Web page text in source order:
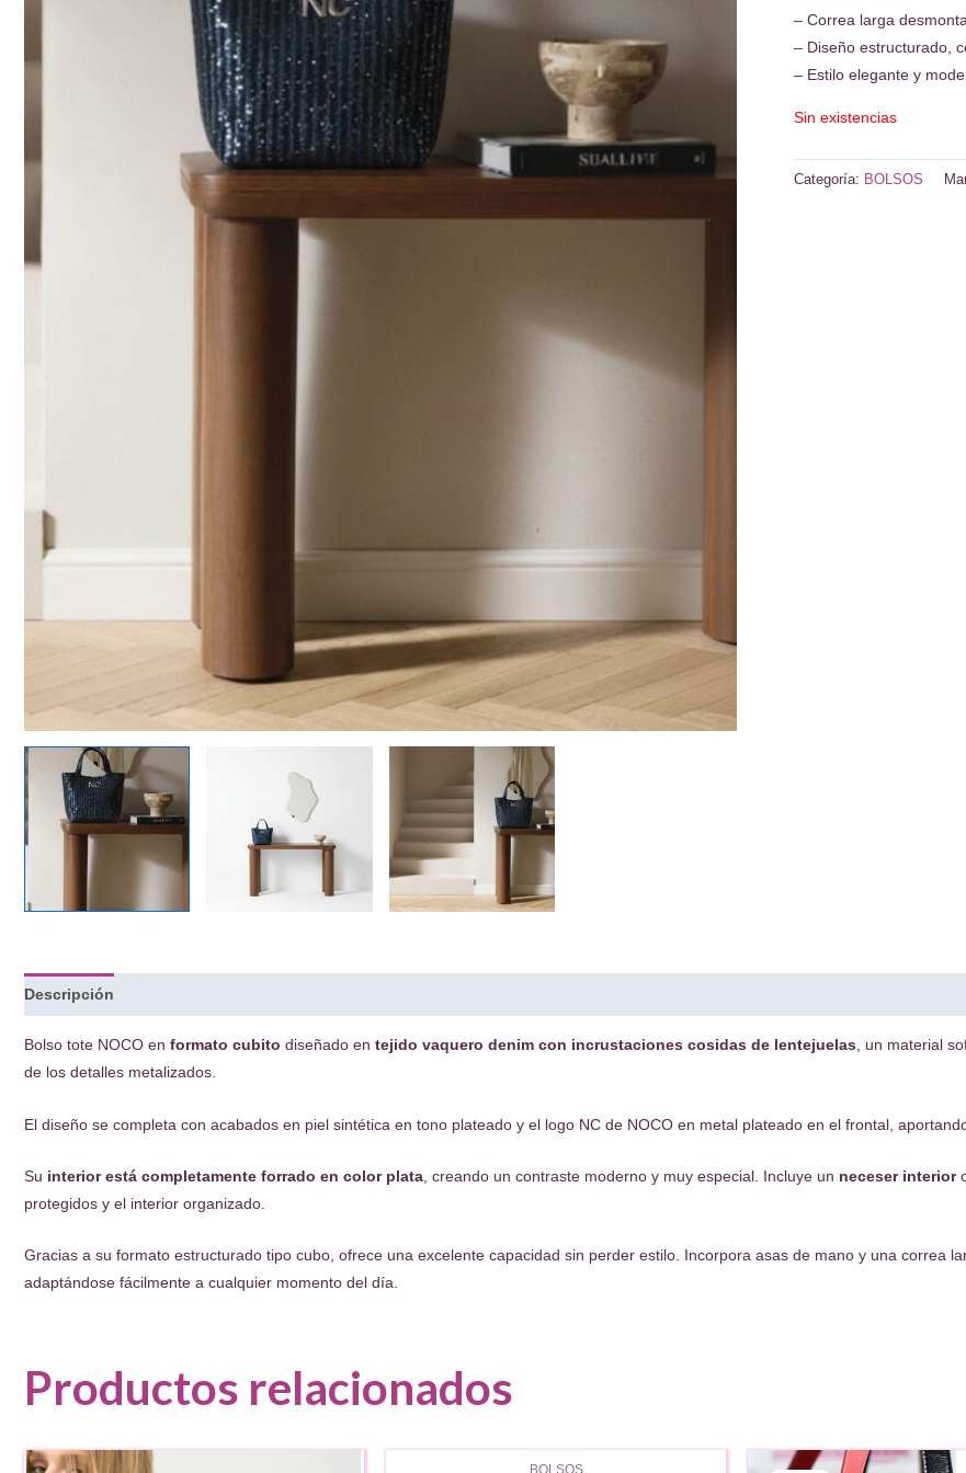
– Correa larga
– Diseño estructurado,
– Estilo elegante y
Sin existencias
Categoría: BOLSOS
Descripción
Bolso tote NOCO en formato cubito diseñado en tejido vaquero denim con incrustaciones cosidas de lentejuelas, un material
de los detalles metalizados.
El diseño se completa con acabados en piel sintética en tono plateado y el logo NC de NOCO en metal plateado en el frontal,
Su interior está completamente forrado en color plata , creando un contraste moderno y muy especial. Incluye un neceser interior
protegidos y el interior organizado.
Gracias a su formato estructurado tipo cubo, ofrece una excelente capacidad sin perder estilo. Incorpora asas de mano y una correa
adaptándose fácilmente a cualquier momento del día.
Productos relacionados
BOLSOS